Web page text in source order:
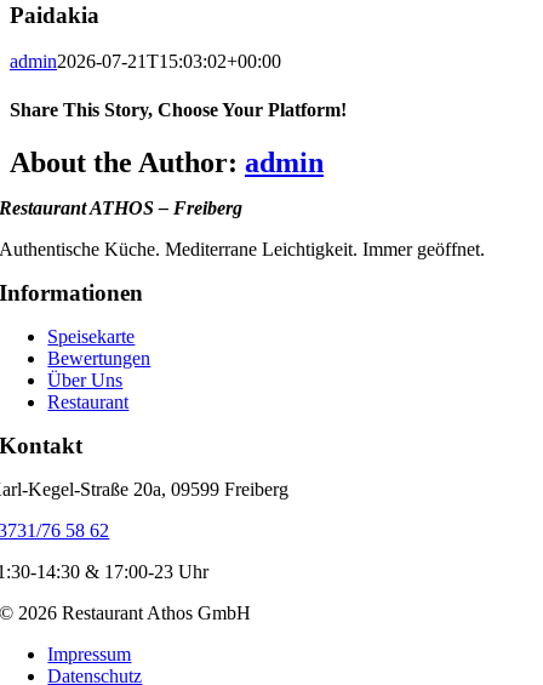
Paidakia
admin2026-07-21T15:03:02+00:00
Share This Story, Choose Your Platform!
Facebook
X
Bluesky
Reddit
LinkedIn
WhatsApp
Telegram
Tumblr
Xing
Email
Copy
Link
About the Author: admin
Restaurant ATHOS – Freiberg
Authentische Küche. Mediterrane Leichtigkeit. Immer geöffnet.
Informationen
Speisekarte
Bewertungen
Über Uns
Restaurant
Kontakt
Kegel-Straße 20a, 09599 Freiberg
76 58 62
14:30 & 17:00-23 Uhr
© 2026 Restaurant Athos GmbH
Impressum
Datenschutz